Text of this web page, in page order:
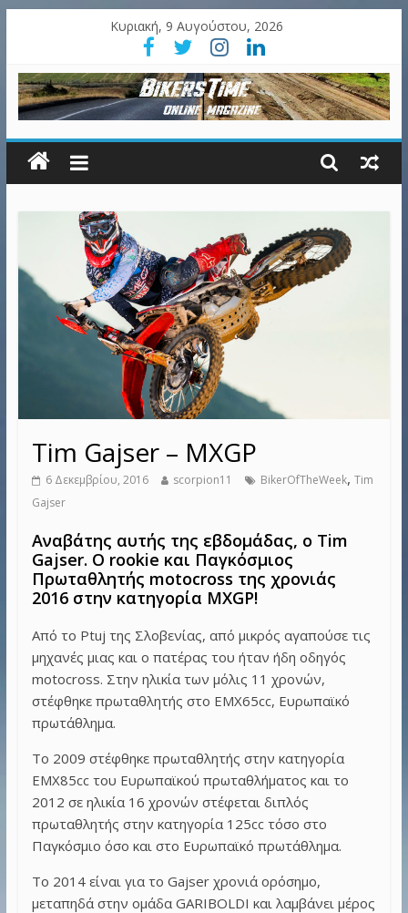
Κυριακή, 9 Αυγούστου, 2026
Tim Gajser – MXGP
6 Δεκεμβρίου, 2016 scorpion11 BikerOfTheWeek, Tim
Gajser
Αναβάτης αυτής της εβδομάδας, ο Tim
Gajser. Ο rookie και Παγκόσμιος
Πρωταθλητής motocross της χρονιάς
2016 στην κατηγορία MXGP!
Από το Ptuj της Σλοβενίας, από μικρός αγαπούσε τις
μηχανές μιας και ο πατέρας του ήταν ήδη οδηγός
motocross. Στην ηλικία των μόλις 11 χρονών,
στέφθηκε πρωταθλητής στο ΕΜΧ65cc, Ευρωπαϊκό
πρωτάθλημα.
To 2009 στέφθηκε πρωταθλητής στην κατηγορία
ΕΜΧ85cc του Ευρωπαϊκού πρωταθλήματος και το
2012 σε ηλικία 16 χρονών στέφεται διπλός
πρωταθλητής στην κατηγορία 125cc τόσο στο
Παγκόσμιο όσο και στο Ευρωπαϊκό πρωτάθλημα.
Το 2014 είναι για το Gajser χρονιά ορόσημο,
μεταπηδά στην ομάδα GARIBOLDI και λαμβάνει μέρος